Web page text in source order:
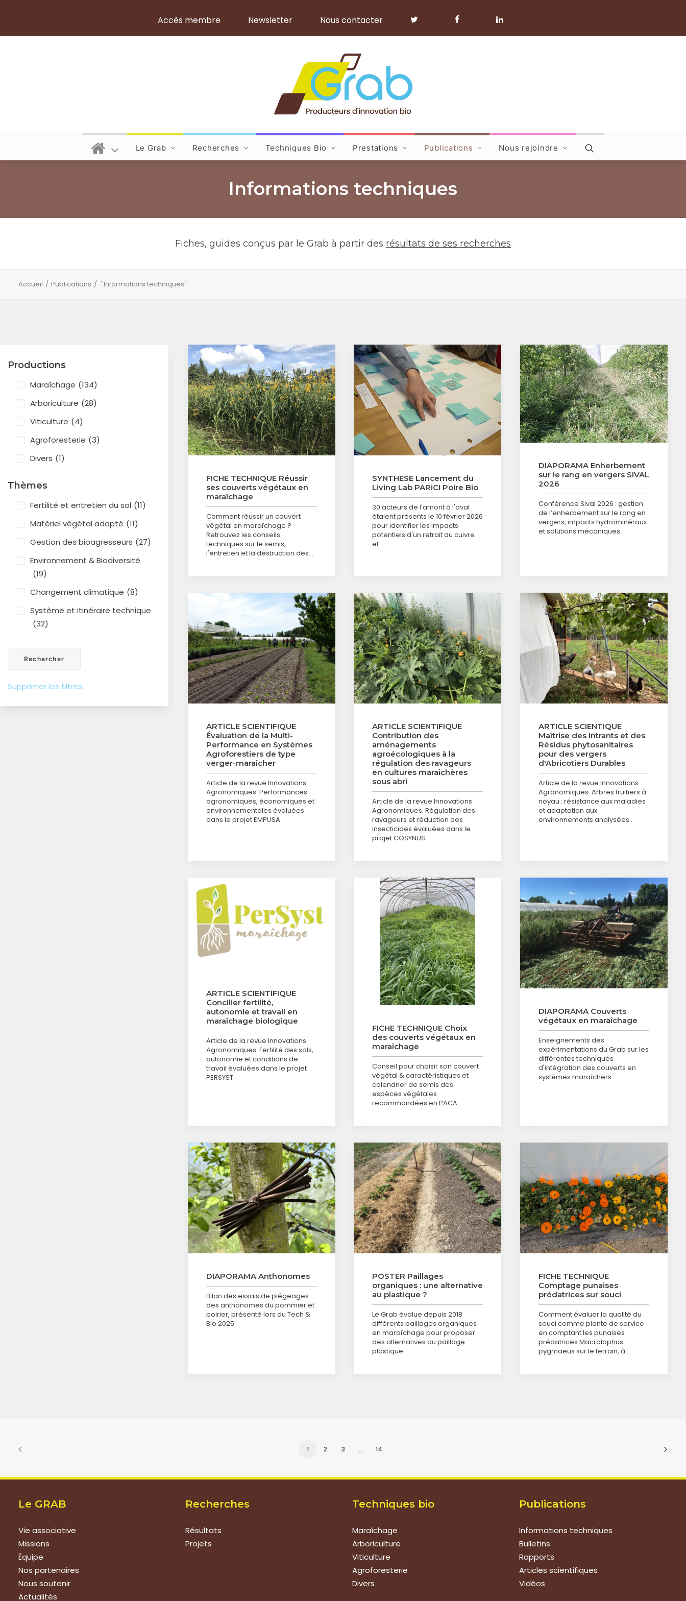
Accès membre Newsletter Nous contacter
Le Grab Recherches Techniques Bio Prestations Publications Nous rejoindre
Informations techniques
Fiches, guides conçus par le Grab à partir des résultats de ses recherches
Accueil Publications "Informations techniques"
Productions
Maraîchage (134)
Arboriculture (28)
Viticulture (4)
Agroforesterie (3)
Divers (1)
Thèmes
Fertilité et entretien du sol (11)
Matériel végétal adapté (11)
Gestion des bioagresseurs (27)
Environnement & Biodiversité
(19)
Changement climatique (8)
Système et itinéraire technique
(32)
Supprimer les filtres
FICHE TECHNIQUE Réussir
ses couverts végétaux en
maraîchage
Comment réussir un couvert
végétal en maraîchage ?
Retrouvez les conseils
techniques sur le semis,
l'entretien et la destruction des…
SYNTHESE Lancement du
Living Lab PARiCI Poire Bio
30 acteurs de l'amont à l'aval
étaient présents le 10 février 2026
pour identifier les impacts
potentiels d'un retrait du cuivre
et…
DIAPORAMA Enherbement
sur le rang en vergers SIVAL
2026
Conférence Sival 2026 : gestion
de l’enherbement sur le rang en
vergers, impacts hydrominéraux
et solutions mécaniques.
ARTICLE SCIENTIFIQUE
Évaluation de la Multi-
Performance en Systèmes
Agroforestiers de type
verger-maraîcher
Article de la revue Innovations
Agronomiques. Performances
agronomiques, économiques et
environnementales évaluées
dans le projet EMPUSA
ARTICLE SCIENTIFIQUE
Contribution des
aménagements
agroécologiques à la
régulation des ravageurs
en cultures maraîchères
sous abri
Article de la revue Innovations
Agronomiques. Régulation des
ravageurs et réduction des
insecticides évaluées dans le
projet COSYNUS.
ARTICLE SCIENTIQUE
Maîtrise des Intrants et des
Résidus phytosanitaires
pour des vergers
d'Abricotiers Durables
Article de la revue Innovations
Agronomiques. Arbres fruitiers à
noyau : résistance aux maladies
et adaptation aux
environnements analysées…
ARTICLE SCIENTIFIQUE
Concilier fertilité,
autonomie et travail en
maraîchage biologique
Article de la revue Innovations
Agronomiques. Fertilité des sols,
autonomie et conditions de
travail évaluées dans le projet
PERSYST.
FICHE TECHNIQUE Choix
des couverts végétaux en
maraîchage
Conseil pour choisir son couvert
végétal & caractéristiques et
calendrier de semis des
espèces végétales
recommandées en PACA
DIAPORAMA Couverts
végétaux en maraîchage
Enseignements des
expérimentations du Grab sur les
différentes techniques
d'intégration des couverts en
systèmes maraîchers
DIAPORAMA Anthonomes
Bilan des essais de piégeages
des anthonomes du pommier et
poirier, présenté lors du Tech &
Bio 2025
POSTER Paillages
organiques : une alternative
au plastique ?
Le Grab évalue depuis 2018
différents paillages organiques
en maraîchage pour proposer
des alternatives au paillage
plastique
FICHE TECHNIQUE
Comptage punaises
prédatrices sur souci
Comment évaluer la qualité du
souci comme plante de service
en comptant les punaises
prédatrices Macrolophus
pygmaeus sur le terrain, à…
1 2 3 … 14
Le GRAB
Vie associative
Missions
Équipe
Nos partenaires
Nous soutenir
Actualités
Recherches
Résultats
Projets
Techniques bio
Maraîchage
Arboriculture
Viticulture
Agroforesterie
Divers
Publications
Informations techniques
Bulletins
Rapports
Articles scientifiques
Vidéos